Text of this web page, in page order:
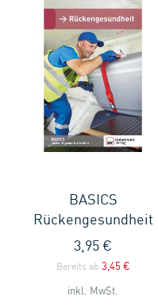
BASICS
Rückengesundheit
3,95 €
Bereits ab 3,45 €
inkl. MwSt.